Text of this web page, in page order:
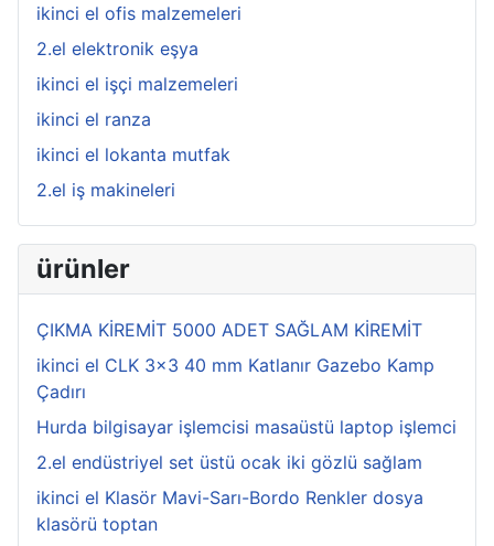
ikinci el ofis malzemeleri
2.el elektronik eşya
ikinci el işçi malzemeleri
ikinci el ranza
ikinci el lokanta mutfak
2.el iş makineleri
ürünler
ÇIKMA KİREMİT 5000 ADET SAĞLAM KİREMİT
ikinci el CLK 3x3 40 mm Katlanır Gazebo Kamp
Çadırı
Hurda bilgisayar işlemcisi masaüstü laptop işlemci
2.el endüstriyel set üstü ocak iki gözlü sağlam
ikinci el Klasör Mavi-Sarı-Bordo Renkler dosya
klasörü toptan